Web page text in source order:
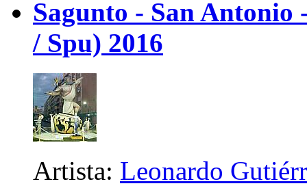
Sagunto - San
/ Spu) 2016
Artista: Leonardo